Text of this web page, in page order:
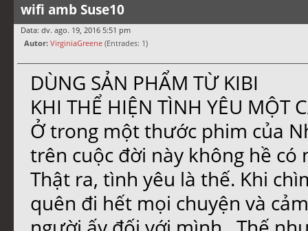
wifi amb Suse10
Data: dv. ago. 19, 2016 5:51 pm
Autor: VirginiaGreene (Entrades: 1)
DÙNG SẢN PHẨM TỪ KIBI
KHI THỂ HIỆN TÌNH YÊU MỘT
Ở trong một thước phim của
trên cuộc đời này không hề có
Thật ra, tình yêu là thế. Khi
quên đi hết mọi chuyện và